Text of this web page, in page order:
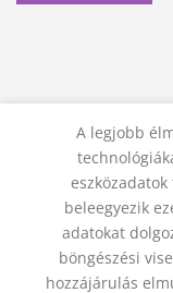
KAPCSOLAT
JOGI
A legjobb
beleegyezik
adatokat
böngészési
hozzájárulás